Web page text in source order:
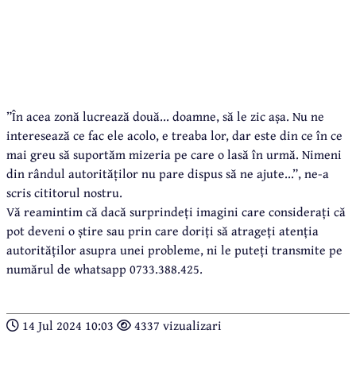
”În acea zonă lucrează două... doamne, să le zic așa. Nu ne
interesează ce fac ele acolo, e treaba lor, dar este din ce în ce
mai greu să suportăm mizeria pe care o lasă în urmă. Nimeni
din rândul autorităților nu pare dispus să ne ajute...”, ne-a
scris cititorul nostru.
Vă reamintim că dacă surprindeți imagini care considerați că
pot deveni o știre sau prin care doriți să atrageți atenția
autorităților asupra unei probleme, ni le puteți transmite pe
numărul de whatsapp 0733.388.425.
14 Jul 2024 10:03 4337 vizualizari